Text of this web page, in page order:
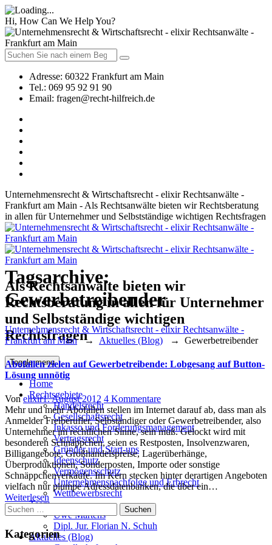
Hi, How Can We Help You?
Adresse: 60322 Frankfurt am Main
Tel.: 069 95 92 91 90
Email: fragen@recht-hilfreich.de
Unternehmensrecht & Wirtschaftsrecht - elixir Rechtsanwälte -
Frankfurt am Main - Als Rechtsanwälte bieten wir Rechtsberatung
in allen für Unternehmer und Selbstständige wichtigen Rechtsfragen
Als Rechtsanwälte bieten wir
Rechtsberatung in allen für Unternehmer
und Selbstständige wichtigen
Rechtsfragen
Toggle menu
Home
Rechtsgebiete
Handelsrecht
Gesellschaftsrecht
Inkasso und Forderungsmanagement
Vertragsrecht
Gründer und Start-ups
Ideenschutz
Vermögensschutz
Unternehmensnachfolge und Erbrecht
Wettbewerbsrecht
Team
Uwe Martens
Dipl. Jur. Florian N. Schuh
Aktuelles (Blog)
Tagsarchive:
Gewerbetreibender
Unternehmensrecht & Wirtschaftsrecht - elixir Rechtsanwälte -
Frankfurt am Main → Aktuelles (Blog) → Gewerbetreibender
Abofallen zielen auf Gewerbetreibende: Lobgesang auf Button-
Lösung unnötig
Author
VonelixirPosted
on
1. August 2012 4 Kommentarezu
Abofallen
zielen
auf
Gewerbetreibende:
Lobgesang
auf
Button-
Lösung
Mehr und mehr Abofallen stellen im Internet darauf ab, dass man als
Anmelder Freiberufler, Selbständiger oder Gewerbetreibender, also
Unternehmer im rechtlichen Sinne, sein muß. Gelockt wird mit
besonderen Schnäppchen, seien es Restposten, Insolvenzwaren,
Billigangebote, Großhandelspreise, Lagerüberhänge,
Überproduktionen, Sonderposten, Importe oder sonstige
Schnäppchenverkäufe. Im Kern stecken hinter derartigen Angeboten
vielfach nur plumpe Adressdatenbanken, die über ein…
Weiterlesen
Suchen
nach:
Kategorien